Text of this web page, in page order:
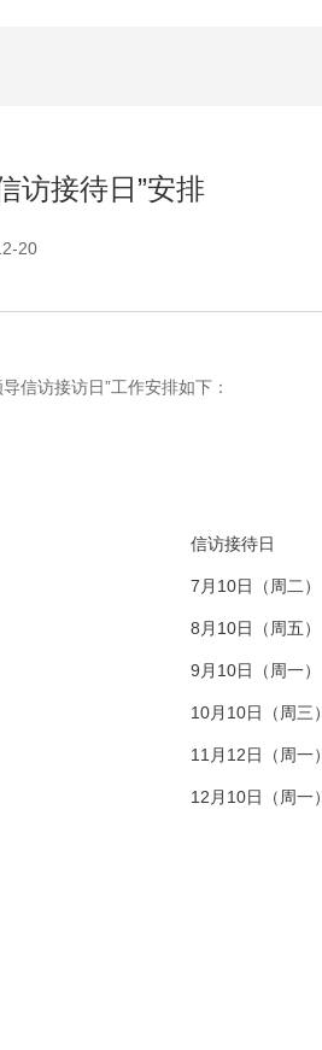
访接待日”安排
20
访接访日”工作安排如下：
信访接待日
7月10日（周二）
8月10日（周五）
9月10日（周一）
10月10日（周三）
11月12日（周一）
12月10日（周一）